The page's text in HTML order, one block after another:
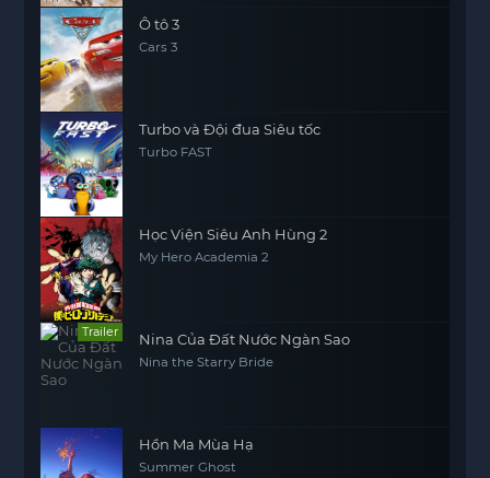
Ô tô 3
Cars 3
Turbo và Đội đua Siêu tốc
Turbo FAST
Học Viện Siêu Anh Hùng 2
My Hero Academia 2
Trailer Nina Của Đất Nước Ngàn Sao
Nina the Starry Bride
Hồn Ma Mùa Hạ
Summer Ghost